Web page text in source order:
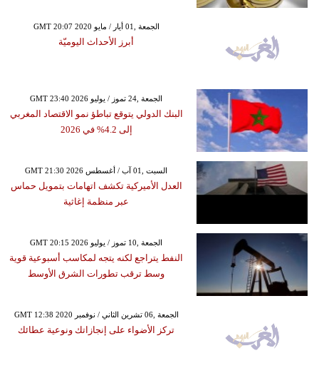
GMT 20:07 2020 الجمعة ,01 أيار / مايو
أبرز الأحداث اليوميّة
GMT 23:40 2026 الجمعة ,24 تموز / يوليو
البنك الدولي يتوقع تباطؤ نمو الاقتصاد المغربي
إلى 4.2% في 2026
GMT 21:30 2026 السبت ,01 آب / أغسطس
العدل الأميركية تكشف اتهامات بتمويل حماس
عبر منظمة إغاثية
GMT 20:15 2026 الجمعة ,10 تموز / يوليو
النفط يتراجع لكنه يتجه لمكاسب أسبوعية قوية
وسط ترقب تطورات الشرق الأوسط
GMT 12:38 2020 الجمعة ,06 تشرين الثاني / نوفمبر
تركز الأضواء على إنجازاتك ونوعية عطائك